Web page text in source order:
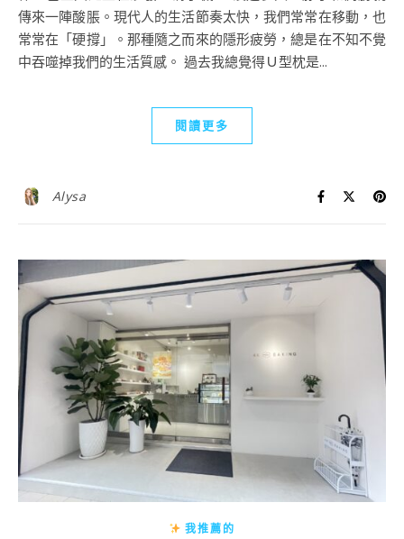
傳來一陣酸脹。現代人的生活節奏太快，我們常常在移動，也
常常在「硬撐」。那種隨之而來的隱形疲勞，總是在不知不覺
中吞噬掉我們的生活質感。 過去我總覺得Ｕ型枕是...
閱讀更多
Alysa
我推薦的